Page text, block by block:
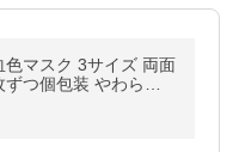
マスク 3サイズ 両面
つ個包装 やわらか